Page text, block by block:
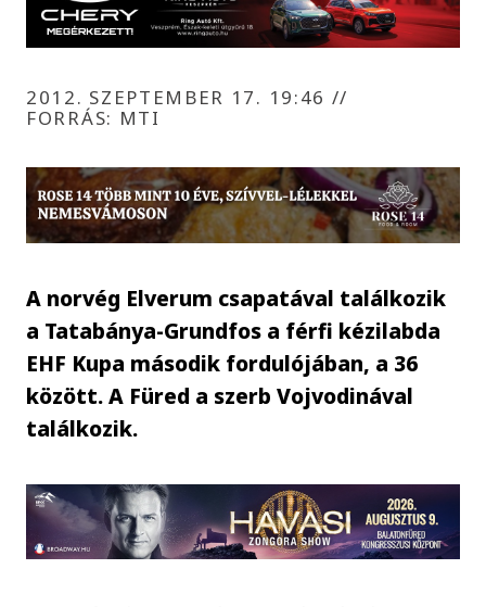
2012. SZEPTEMBER 17. 19:46 //
FORRÁS: MTI
A norvég Elverum csapatával találkozik
a Tatabánya-Grundfos a férfi kézilabda
EHF Kupa második fordulójában, a 36
között. A Füred a szerb Vojvodinával
találkozik.